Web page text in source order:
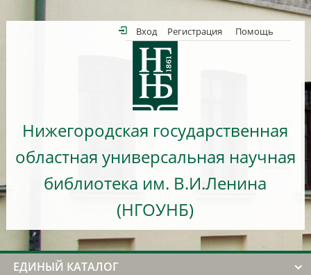
Вход Регистрация Помощь
Нижегородская государственная
областная универсальная научная
библиотека им. В.И.Ленина
(НГОУНБ)
ЕДИНЫЙ КАТАЛОГ